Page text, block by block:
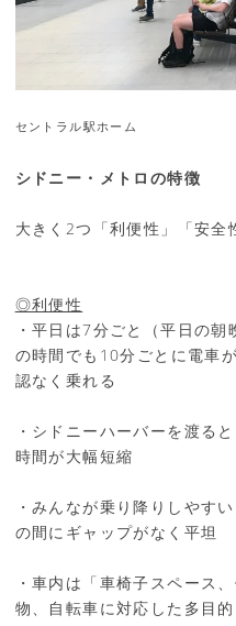
セントラル駅ホーム
シドニー・メトロの特徴
大きく2つ「利便性」「安全
◎利便性
・平日は7分ごと（平日の
の時間でも10分ごとに電車
認なく乗れる
・シドニーハーバーを渡る
時間が大幅短縮
・みんなが乗り降りしやす
の間にギャップがなく平坦
・車内は「車椅子スペース
物、自転車に対応した多目